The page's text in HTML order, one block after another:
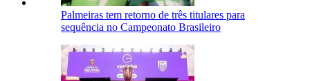
Palmeiras tem retorno de três titulares para
sequência no Campeonato Brasileiro